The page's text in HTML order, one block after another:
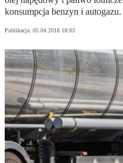
konsumpcja benzyn i autogazu.
Publikacja: 05.04.2018 18:03